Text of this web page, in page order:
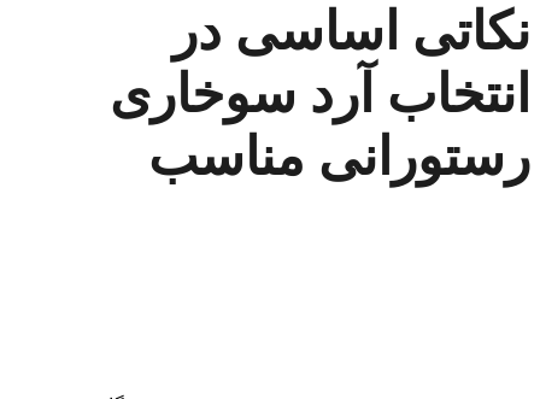
نکاتی اساسی در
انتخاب آرد سوخاری
رستورانی مناسب